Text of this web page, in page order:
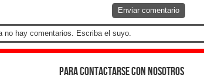
Enviar comentario
no hay comentarios. Escriba el suyo.
Para contactarse con nosotros